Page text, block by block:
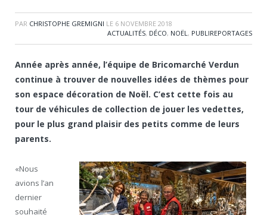
PAR CHRISTOPHE GREMIGNI LE 6 NOVEMBRE 2018
ACTUALITÉS, DÉCO, NOËL, PUBLIREPORTAGES
Année après année, l’équipe de Bricomarché Verdun
continue à trouver de nouvelles idées de thèmes pour
son espace décoration de Noël. C’est cette fois au
tour de véhicules de collection de jouer les vedettes,
pour le plus grand plaisir des petits comme de leurs
parents.
«Nous
avions l’an
dernier
souhaité